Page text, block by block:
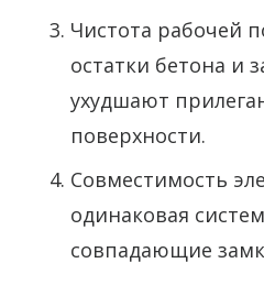
Чистота рабочей
остатки бетона и
ухудшают
поверхности.
Совместимость
одинаковая
совпадающие